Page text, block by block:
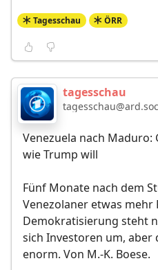
Tagesschau ÖRR
tagesschau
Venezuela nach Maduro:
wie Trump will
Fünf Monate nach dem
Venezolaner etwas mehr
Demokratisierung steht
sich Investoren um,
enorm. Von M.-K. Boese.